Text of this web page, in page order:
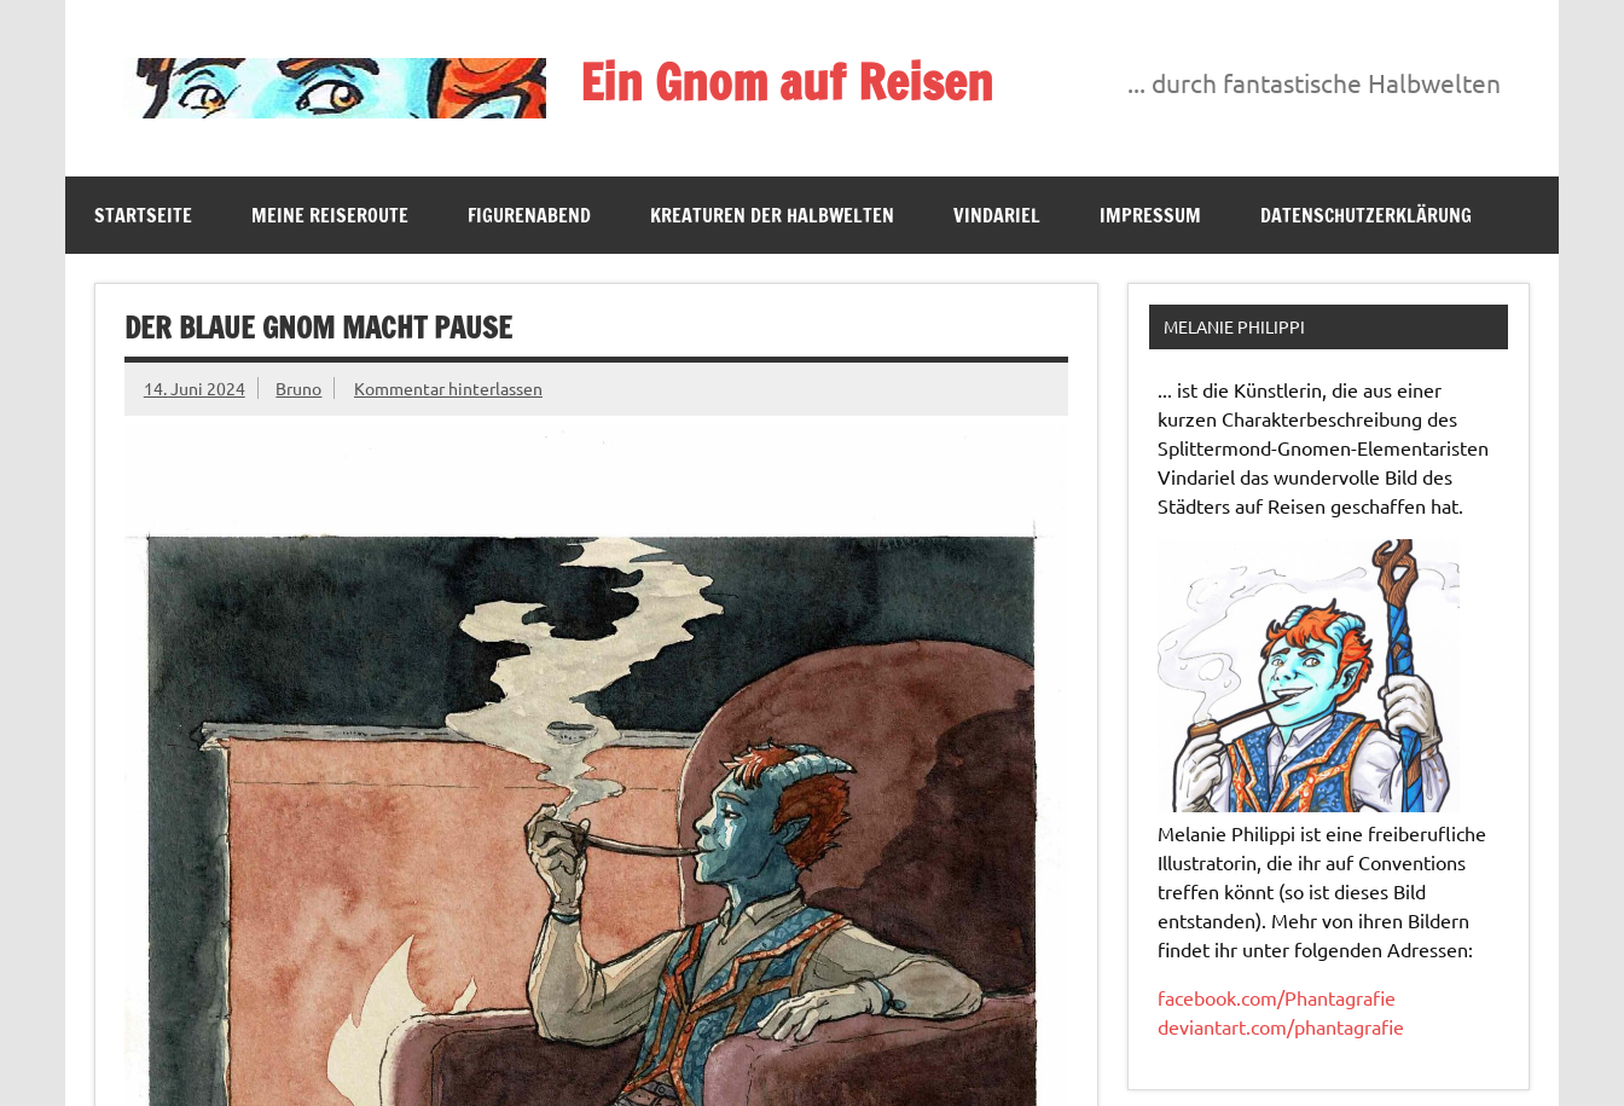
Ein Gnom auf Reisen ... durch fantastische Halbwelten
STARTSEITE MEINE REISEROUTE FIGURENABEND KREATUREN DER HALBWELTEN VINDARIEL IMPRESSUM DATENSCHUTZERKLÄRUNG
DER BLAUE GNOM MACHT PAUSE
14. Juni 2024 Bruno Kommentar hinterlassen
MELANIE PHILIPPI
... ist die Künstlerin, die aus einer
kurzen Charakterbeschreibung des
Splittermond-Gnomen-Elementaristen
Vindariel das wundervolle Bild des
Städters auf Reisen geschaffen hat.
Melanie Philippi ist eine freiberufliche
Illustratorin, die ihr auf Conventions
treffen könnt (so ist dieses Bild
entstanden). Mehr von ihren Bildern
findet ihr unter folgenden Adressen:
facebook.com/Phantagrafie
deviantart.com/phantagrafie